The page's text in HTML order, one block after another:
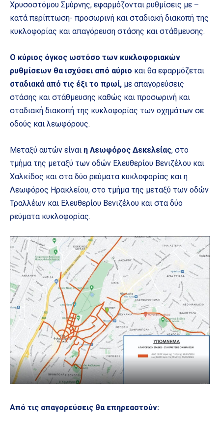
Χρυσοστόμου Σμύρνης, εφαρμόζονται ρυθμίσεις με –
κατά περίπτωση- προσωρινή και σταδιακή διακοπή της
κυκλοφορίας και απαγόρευση στάσης και στάθμευσης.
Ο κύριος όγκος ωστόσο των κυκλοφοριακών
ρυθμίσεων θα ισχύσει από αύριο και θα εφαρμόζεται
σταδιακά από τις έξι το πρωί, με απαγορεύσεις
στάσης και στάθμευσης καθώς και προσωρινή και
σταδιακή διακοπή της κυκλοφορίας των οχημάτων σε
οδούς και λεωφόρους.
Μεταξύ αυτών είναι η Λεωφόρος Δεκελείας, στο
τμήμα της μεταξύ των οδών Ελευθερίου Βενιζέλου και
Χαλκίδος και στα δύο ρεύματα κυκλοφορίας και η
Λεωφόρος Ηρακλείου, στο τμήμα της μεταξύ των οδών
Τραλλέων και Ελευθερίου Βενιζέλου και στα δύο
ρεύματα κυκλοφορίας.
Από τις απαγορεύσεις θα επηρεαστούν: